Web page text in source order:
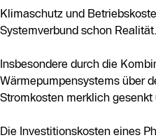
Klimaschutz und
Systemverbund schon Realität.
Insbesondere durch die
Wärmepumpensystems über
Stromkosten merklich
Die Investitionskosten eines